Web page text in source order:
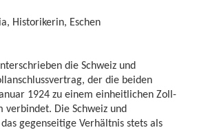
Historikerin, Eschen
die Schweiz und
der die beiden
1924 zu einem einheitlichen Zoll-
verbindet. Die Schweiz und
gegenseitige Verhältnis stets als